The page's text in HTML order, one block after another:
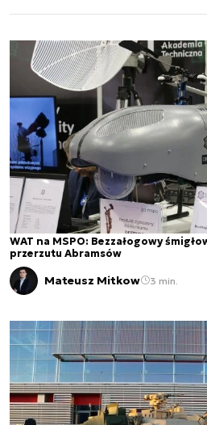
Zbrojnych RP".
webinarów, ale aktywnie
konferencjach i seminariach
dzieli się swoją wiedzą
zagadnienia związane z
nowymi technologiami.
WAT na MSPO: Bezzałogowy
przerzutu Abramsów
Mateusz Mitkow 3 min.